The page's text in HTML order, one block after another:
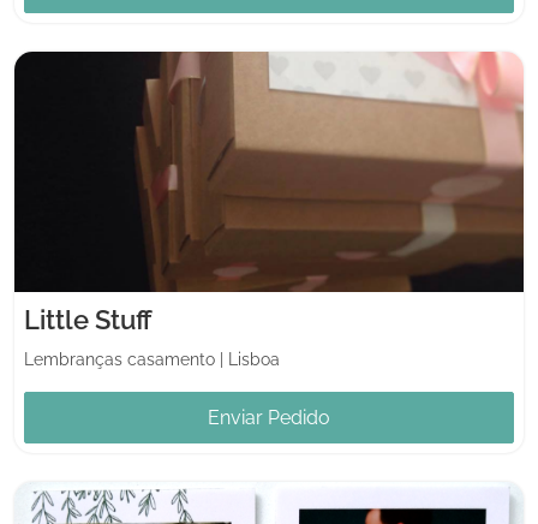
Little Stuff
Lembranças casamento Lisboa
Enviar Pedido